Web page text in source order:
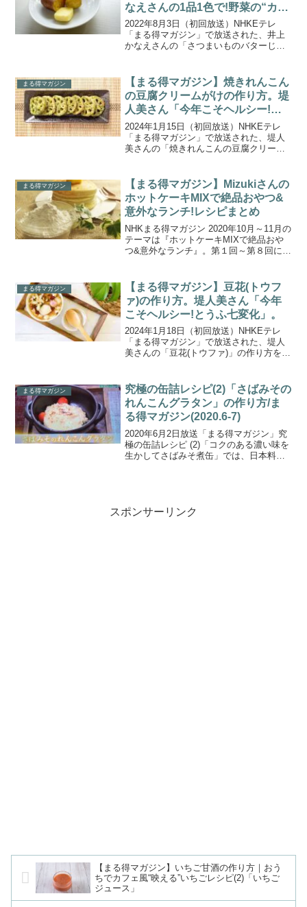
なえさんの1品1色で!野菜の“カラ
フル”つくりおき
2022年8月3日（初回放送）NHKEテレ
「まる得マガジン」で放送された、井上
かなえさんの「さつまいものバターじょ
き”を８回にわたって紹介する『1品1色で!
野菜の“カ...
まる得マガジン
【まる得マガジン】焼きれんこん
の豆腐クリームがけの作り方。堤
人美さん「今年こそヘルシー!と
うふ七変化」。
2024年1月15日（初回放送）NHKEテレ
「まる得マガジン」で放送された、堤人
美さんの「焼きれんこんの豆腐クリーム
リエーションで紹介する、堤人美さんの
「今年こそヘルシ...
まる得マガジン
【まる得マガジン】Mizukiさんの
ホットケーキMIXで絶品おやつ&
意外なランチ!レシピまとめ
NHKまる得マガジン 2020年10月～11月の
テーマは『ホットケーキMIXで絶品おや
つ&意外なランチ』。第１回～第８回に渡
OK！ホットケーキミックスを使った、誰
でも...
まる得マガジン
【まる得マガジン】豆花(トウフ
ァ)の作り方。堤人美さん「今年
こそヘルシー!とうふ七変化」。
2024年1月18日（初回放送）NHKEテレ
「まる得マガジン」で放送された、堤人
美さんの「豆花(トウファ)」の作り方をご
する、堤人美さんの「今年こそヘルシー!
とうふ七変...
まる得マガジン
究極の缶詰レシピ(2)「さばみその
れんこんグラタン」の作り方/ま
る得マガジン(2020.6-7)
2020年6月2日放送「まる得マガジン」究
極の缶詰レシピ (2)「コクのある濃い味を
生かしてさばみそ煮缶」では、日本料理
スポンサーリンク
【まる得マガジン】いちご甘酒の作り方｜おう
ちでカフェ風“映える”いちごレシピ(2)「いちご
ジュース」